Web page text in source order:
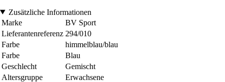
Zusätzliche Informationen
Marke
BV Sport
Lieferantenreferenz 294/010
Farbe
himmelblau/blau
Farbe
Blau
Geschlecht
Gemischt
Altersgruppe
Erwachsene